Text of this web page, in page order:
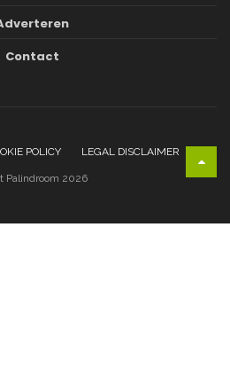
Contact
POLICY LEGAL DISCLAIMER
Palindroom 2026